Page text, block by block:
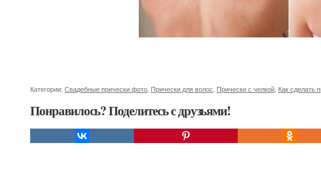
Категории: Свадебные прически фото Прически для волос Прически с челкой Как сделать
Понравилось? Поделитесь с друзьями!